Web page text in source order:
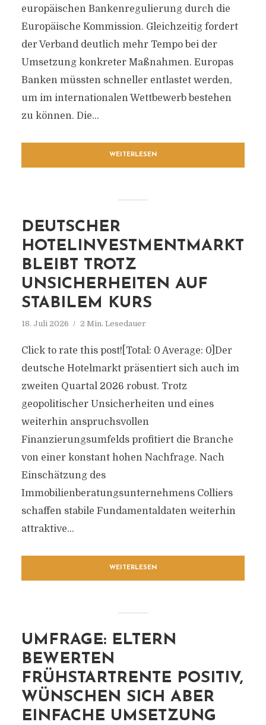
europäischen Bankenregulierung durch die
Europäische Kommission. Gleichzeitig fordert
der Verband deutlich mehr Tempo bei der
Umsetzung konkreter Maßnahmen. Europas
Banken müssten schneller entlastet werden,
um im internationalen Wettbewerb bestehen
zu können. Die...
WEITERLESEN
DEUTSCHER
HOTELINVESTMENTMARKT
BLEIBT TROTZ
UNSICHERHEITEN AUF
STABILEM KURS
18. Juli 2026 2 Min. Lesedauer
Click to rate this post![Total: 0 Average: 0]Der
deutsche Hotelmarkt präsentiert sich auch im
zweiten Quartal 2026 robust. Trotz
geopolitischer Unsicherheiten und eines
weiterhin anspruchsvollen
Finanzierungsumfelds profitiert die Branche
von einer konstant hohen Nachfrage. Nach
Einschätzung des
Immobilienberatungsunternehmens Colliers
schaffen stabile Fundamentaldaten weiterhin
attraktive...
WEITERLESEN
UMFRAGE: ELTERN
BEWERTEN
FRÜHSTARTRENTE POSITIV,
WÜNSCHEN SICH ABER
EINFACHE UMSETZUNG